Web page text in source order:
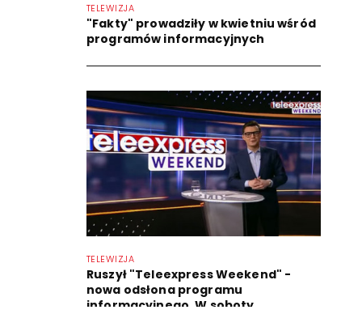
TELEWIZJA
"Fakty" prowadziły w kwietniu wśród
programów informacyjnych
TELEWIZJA
Ruszył "Teleexpress Weekend" -
nowa odsłona programu
informacyjnego. W soboty